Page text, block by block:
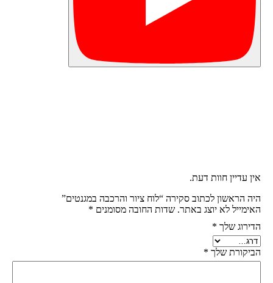
אין עדיין חוות דעת.
היה הראשון לכתוב סקירה “לוח ציור והרכבה במגנטים”
האימייל לא יוצג באתר. שדות החובה מסומנים *
הדירוג שלך *
הביקורת שלך *